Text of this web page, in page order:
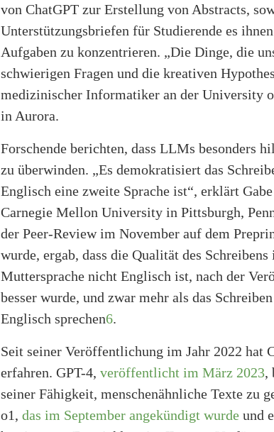
von ChatGPT zur Erstellung von Abstracts,
Unterstützungsbriefen für Studierende es
Aufgaben zu konzentrieren. „Die Dinge, die
schwierigen Fragen und die kreativen
medizinischer Informatiker an der University
in Aurora.
Forschende berichten, dass LLMs besonders
zu überwinden. „Es demokratisiert das
Englisch eine zweite Sprache ist“, erklärt
Carnegie Mellon University in Pittsburgh,
der Peer-Review im November auf dem
wurde, ergab, dass die Qualität des
Muttersprache nicht Englisch ist, nach der
besser wurde, und zwar mehr als das
Englisch sprechen6.
Seit seiner Veröffentlichung im Jahr 2022 hat
erfahren. GPT-4, veröffentlicht im März 2023,
seiner Fähigkeit, menschenähnliche Texte zu
o1, das im September angekündigt wurde und